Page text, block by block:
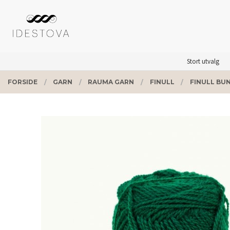
innholdet
Stort utvalg
PRODUKTER
FORSIDE GARN RAUMA GARN FINULL FINULL